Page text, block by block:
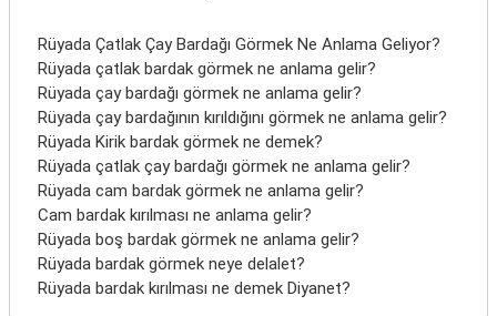
Rüyada Çatlak Çay Bardağı Görmek Ne Anlama Geliyor?
Rüyada çatlak bardak görmek ne anlama gelir?
Rüyada çay bardağı görmek ne anlama gelir?
Rüyada çay bardağının kırıldığını görmek ne anlama gelir?
Rüyada Kirik bardak görmek ne demek?
Rüyada çatlak çay bardağı görmek ne anlama gelir?
Rüyada cam bardak görmek ne anlama gelir?
Cam bardak kırılması ne anlama gelir?
Rüyada boş bardak görmek ne anlama gelir?
Rüyada bardak görmek neye delalet?
Rüyada bardak kırılması ne demek Diyanet?